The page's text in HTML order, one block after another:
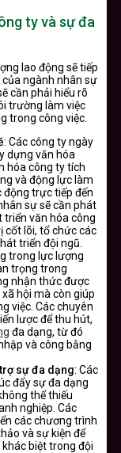
ty và sự đa
lao động sẽ tiếp
ngành nhân sự
cần phải hiểu rõ
trường làm việc
trong công việc.
: Các công ty ngày
dựng văn hóa
hóa công ty tích
và động lực làm
động trực tiếp đến
sự sẽ cần phát
triển văn hóa công
cốt lõi, tổ chức các
triển đội ngũ.
trong lực lượng
trọng trong
nhận thức được
hội mà còn giúp
việc. Các chuyên
lược để thu hút,
đa dạng, từ đó
và công bằng
sự đa dạng: Các
đẩy sự đa dạng
thể thiếu
nghiệp. Các
các chương trình
và sự kiện để
biệt trong đội